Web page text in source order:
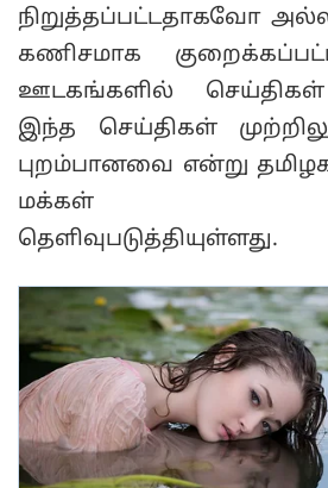
நிறுத்தப்பட்டதாகவோ
கணிசமாக
ஊடகங்களில்
இந்த செய்திகள்
புறம்பானவை என்று
மக்கள்
தெளிவுபடுத்தியுள்ளது.